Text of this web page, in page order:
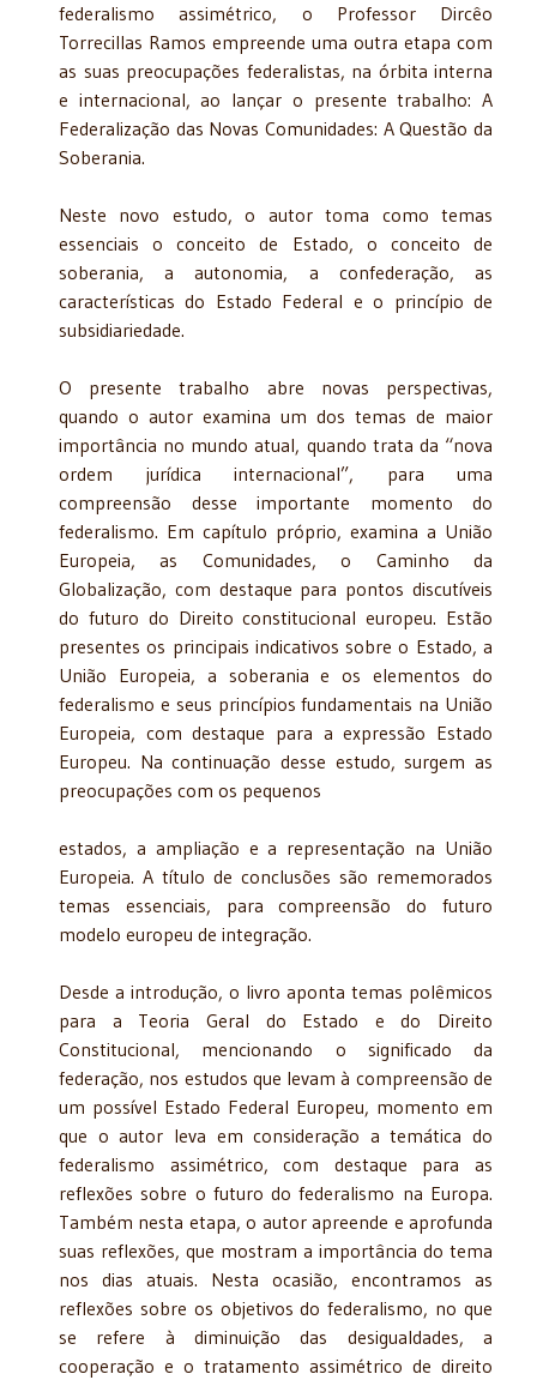
federalismo assimétrico, o Pro­fessor Dircêo
Torrecillas Ramos empreende uma outra etapa com
as suas preocupações federalistas, na órbita interna
e internacional, ao lançar o presente trabalho: A
Federalização das Novas Comunidades: A Questão da
Soberania.
Neste novo estudo, o autor toma como temas
essenciais o conceito de Estado, o con­ceito de
soberania, a autonomia, a confederação, as
características do Estado Federal e o princípio de
subsidiariedade.
O presente trabalho abre novas perspectivas,
quando o autor examina um dos temas de maior
importância no mundo atual, quando trata da “nova
ordem jurídica internacional”, para uma
compreensão desse importante momento do
federalismo. Em capítulo próprio, examina a União
Europeia, as Comunidades, o Caminho da
Globalização, com destaque para pontos discutíveis
do futuro do Direito constitucional europeu. Estão
presentes os principais indicativos sobre o Estado, a
União Europeia, a soberania e os elementos do
federalis­mo e seus princípios fundamentais na União
Europeia, com destaque para a expressão Estado
Europeu. Na continuação desse estudo, surgem as
preocupações com os pequenos
estados, a ampliação e a representação na União
Europeia. A título de conclusões são reme­morados
temas essenciais, para compreensão do futuro
modelo europeu de integração.
Desde a introdução, o livro aponta temas polêmicos
para a Teoria Geral do Estado e do Direito
Constitucional, mencionando o significado da
federação, nos estudos que levam à compreensão de
um possível Estado Federal Europeu, momento em
que o autor leva em consideração a temática do
federalismo assimétrico, com destaque para as
reflexões sobre o futuro do federalismo na Europa.
Também nesta etapa, o autor apreende e aprofunda
suas reflexões, que mostram a importância do tema
nos dias atuais. Nesta ocasião, encontramos as
reflexões sobre os objetivos do federalismo, no que
se refere à diminuição das desigualda­des, a
cooperação e o tratamento assimétrico de direito